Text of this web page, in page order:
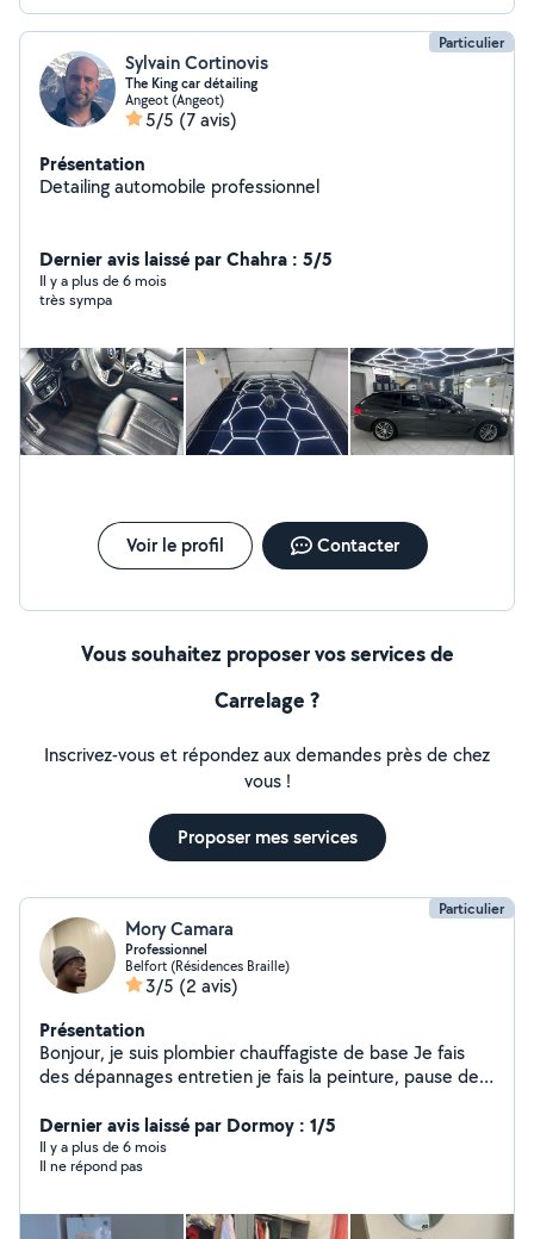
Particulier
Sylvain Cortinovis
The King car détailing
Angeot (Angeot)
5/5 (7 avis)
Présentation
Detailing automobile professionnel
Dernier avis laissé par Chahra : 5/5
Il y a plus de 6 mois
très sympa
Voir le profil Contacter
Vous souhaitez proposer vos services de
Carrelage ?
Inscrivez-vous et répondez aux demandes près de chez
vous !
Proposer mes services
Particulier
Mory Camara
Professionnel
Belfort (Résidences Braille)
3/5 (2 avis)
Présentation
Bonjour, je suis plombier chauffagiste de base Je fais
des dépannages entretien je fais la peinture, pause de
également
Dernier avis laissé par Dormoy : 1/5
Il y a plus de 6 mois
Il ne répond pas